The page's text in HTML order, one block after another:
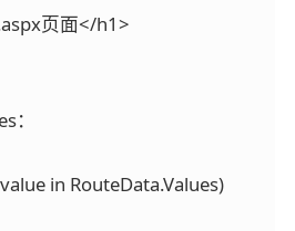
页面</h1>
：
value in RouteData.Values)